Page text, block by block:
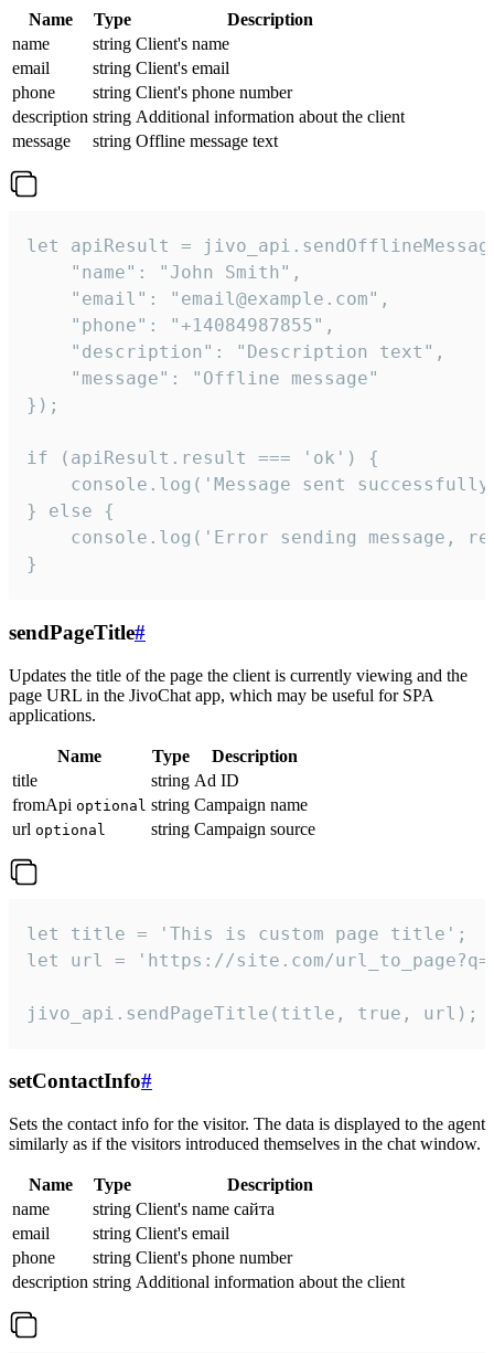
Name Type
Description
name
string Client's name
email
string Client's email
phone
string Client's phone number
description string Additional information about the client
message
string Offline message text
let apiResult =
    "name": "John Smith",
    "email": "email@example.com",
    "phone": "+14084987855",
    "description": "Description text",
    "message": "Offline message"
});
if (apiResult.result === 'ok') {
console.log('Message sent
} else {
console.log('Error sending message,
}
sendPageTitle#
Updates the title of the page the client is currently viewing and the
page URL in the JivoChat app, which may be useful for SPA
applications.
Name Type
Description
title
string Ad ID
fromApi optional string Campaign name
url optional string Campaign source
let title = 'This is custom page title';
let url = 'https://site.com/
jivo_api.sendPageTitle(title, true, url);
setContactInfo#
Sets the contact info for the visitor. The data is displayed to the agent
similarly as if the visitors introduced themselves in the chat window.
Name Type
Description
name
string Client's name сайта
email
string Client's email
phone
string Client's phone number
description string Additional information about the client